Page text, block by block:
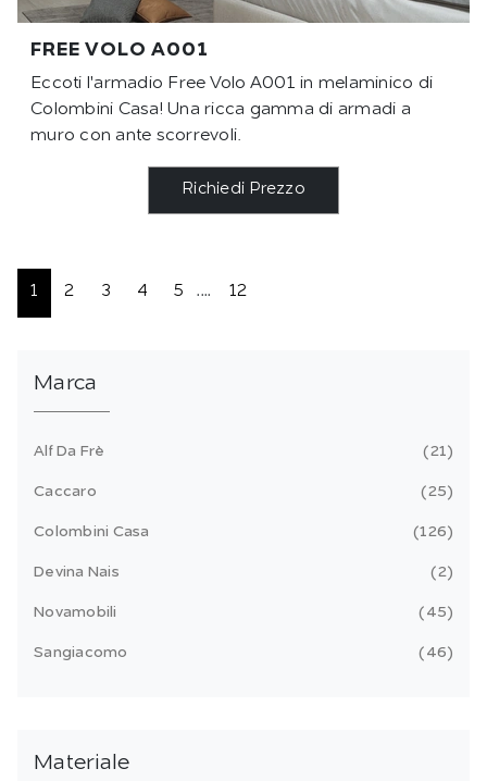
FREE VOLO A001
Eccoti l'armadio Free Volo A001 in melaminico di
Colombini Casa! Una ricca gamma di armadi a
muro con ante scorrevoli.
Richiedi Prezzo
1 2 3 4 5 .... 12
Marca
Alf Da Frè 21
Caccaro 25
Colombini Casa 126
Devina Nais 2
Novamobili 45
Sangiacomo 46
Materiale